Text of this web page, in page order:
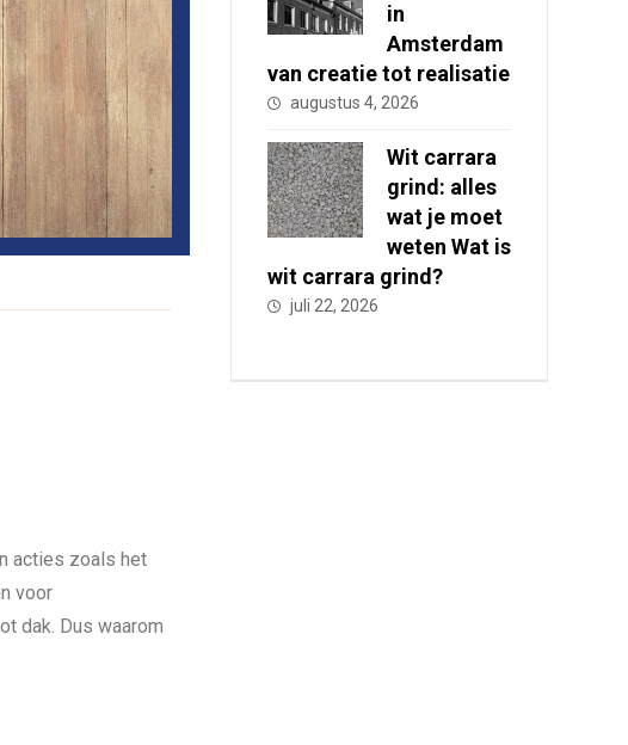
acties zoals het
voor
dak. Dus waarom
in
Amsterdam
van creatie tot realisatie
augustus 4, 2026
Wit carrara
grind: alles
wat je moet
weten Wat is
wit carrara grind?
juli 22, 2026